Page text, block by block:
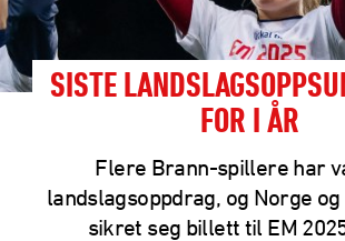
SISTE
FOR I ÅR
Flere Brann-spillere har
landslagsoppdrag, og Norge
sikret seg billett til EM